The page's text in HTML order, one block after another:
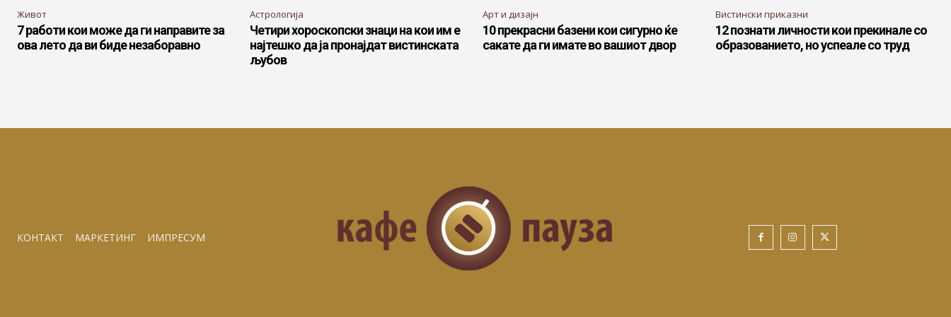
Живот
7 работи кои може да ги направите за
ова лето да ви биде незаборавно
Астрологија
Четири хороскопски знаци на кои им е
најтешко да ја пронајдат вистинската
љубов
Арт и дизајн
10 прекрасни базени кои сигурно ќе
сакате да ги имате во вашиот двор
Вистински приказни
12 познати личности кои прекинале со
образованието, но успеале со труд
КОНТАКТ МАРКЕТИНГ ИМПРЕСУМ